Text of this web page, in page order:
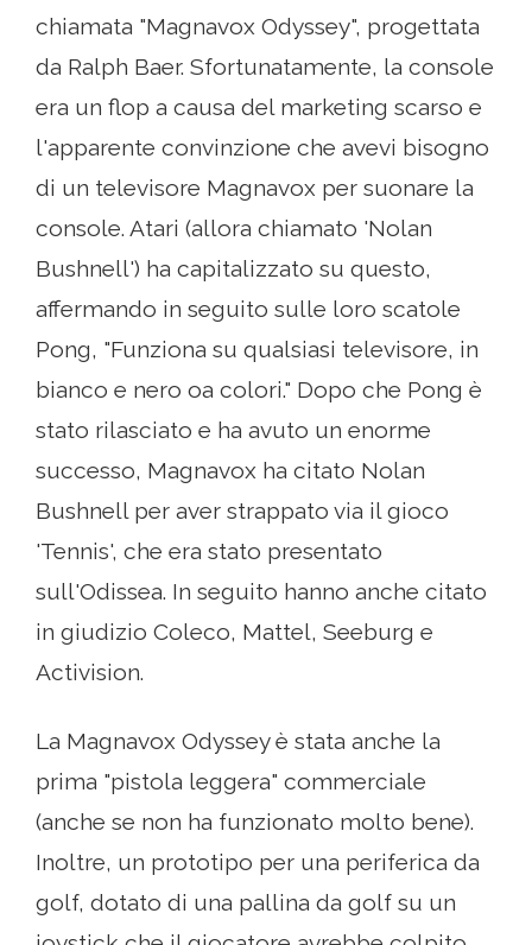
chiamata "Magnavox Odyssey", progettata
da Ralph Baer. Sfortunatamente, la console
era un flop a causa del marketing scarso e
l'apparente convinzione che avevi bisogno
di un televisore Magnavox per suonare la
console. Atari (allora chiamato 'Nolan
Bushnell') ha capitalizzato su questo,
affermando in seguito sulle loro scatole
Pong, "Funziona su qualsiasi televisore, in
bianco e nero oa colori." Dopo che Pong è
stato rilasciato e ha avuto un enorme
successo, Magnavox ha citato Nolan
Bushnell per aver strappato via il gioco
'Tennis', che era stato presentato
sull'Odissea. In seguito hanno anche citato
in giudizio Coleco, Mattel, Seeburg e
Activision.
La Magnavox Odyssey è stata anche la
prima "pistola leggera" commerciale
(anche se non ha funzionato molto bene).
Inoltre, un prototipo per una periferica da
golf, dotato di una pallina da golf su un